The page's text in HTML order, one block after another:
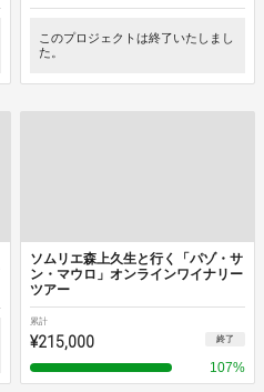
このプロジェクトは終了いたしまし
た。
ソムリエ森上久生と行く「パゾ・サ
ン・マウロ」オンラインワイナリー
ツアー
累計
¥215,000 終了
107%